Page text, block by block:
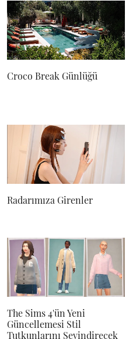
Croco Break Günlüğü
Radarımıza Girenler
The Sims 4'ün Yeni
Güncellemesi Stil
Tutkunlarını Sevindirecek